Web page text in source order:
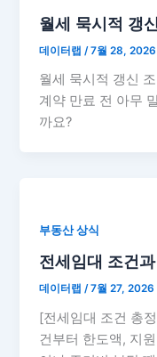
월세 묵시적 갱
데이터랩 /7월 28, 2026
월세 묵시적 갱신
계약 만료 전 아무
까요?
부동산 상식
전세임대 조건
데이터랩/7월 27, 2026
[전세임대 조건 총
건부터 한도액, 지